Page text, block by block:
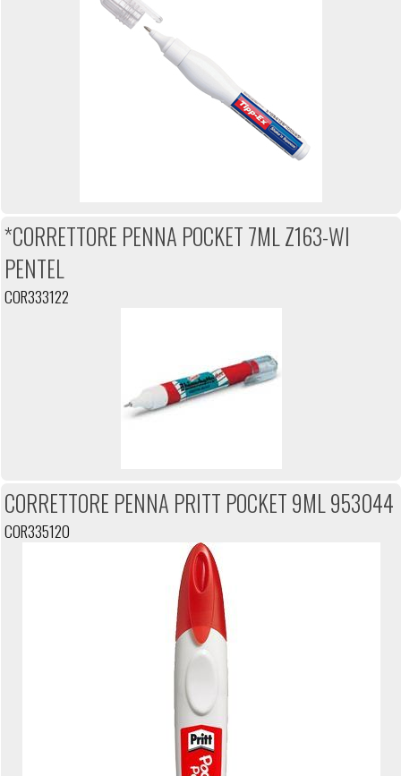
*CORRETTORE PENNA POCKET 7ML Z163-WI
PENTEL
COR333122
CORRETTORE PENNA PRITT POCKET 9ML 953044
COR335120